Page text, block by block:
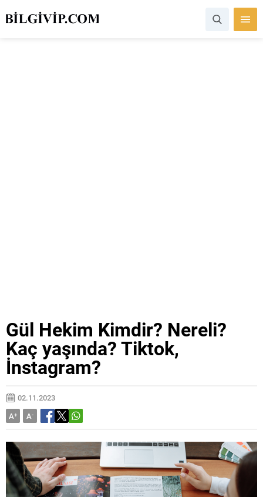
Gül Hekim Kimdir? Nereli?
Kaç yaşında? Tiktok,
İnstagram?
02.11.2023
A+ A-